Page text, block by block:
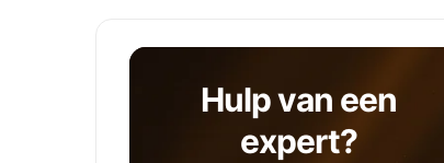
Hulp van een
expert?